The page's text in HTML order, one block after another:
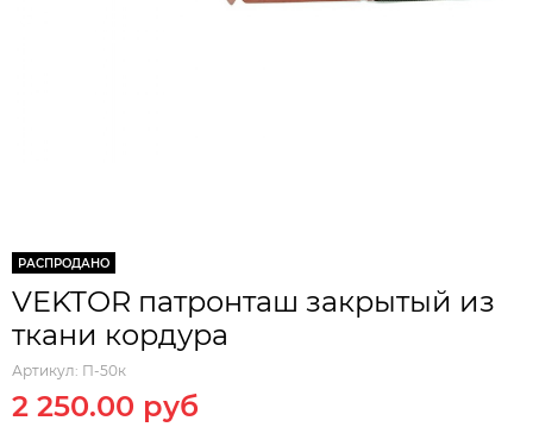
РАСПРОДАНО
VEKTOR патронташ закрытый из
ткани кордура
Артикул: П-50к
2 250.00 руб